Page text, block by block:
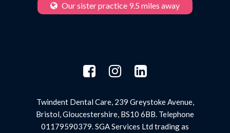
Our sister practice 9.5 miles away
Twindent Dental Care, 239 Greystoke Avenue,
Bristol, Gloucestershire, BS10 6BB. Telephone
01179590379. SGA Services Ltd trading as